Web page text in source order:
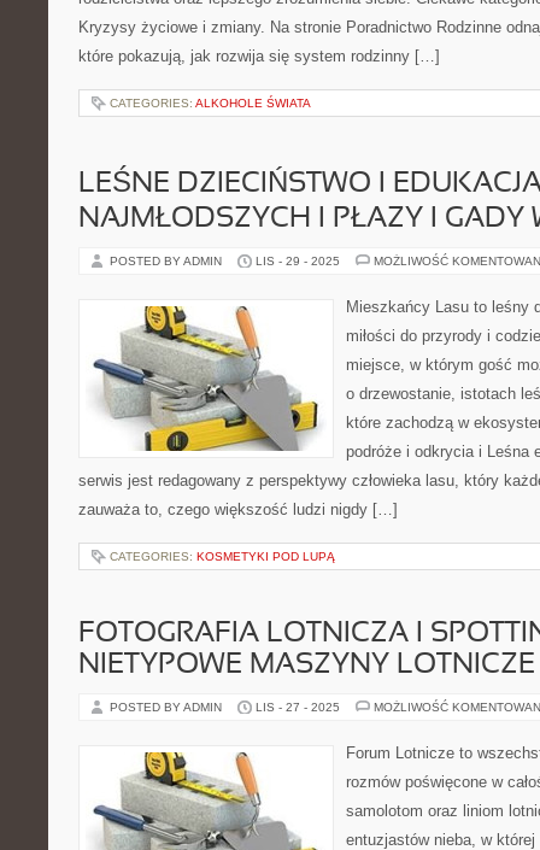
Kryzysy życiowe i zmiany. Na stronie Poradnictwo Rodzinne
które pokazują, jak rozwija się system rodzinny […]
CATEGORIES: ALKOHOLE ŚWIATA
LEŚNE DZIECIŃSTWO I
NAJMŁODSZYCH I PŁAZY I GADY
POSTED BY ADMIN LIS - 29 - 2025 MOŻLIWOŚĆ
Mieszkańcy Lasu to leśny
miłości do przyrody i
miejsce, w którym gość
o drzewostanie, istotach
które zachodzą w
podróże i odkrycia i Leśna
serwis jest redagowany z perspektywy człowieka lasu, który
zauważa to, czego większość ludzi nigdy […]
CATEGORIES: KOSMETYKI POD LUPĄ
FOTOGRAFIA LOTNICZA I
NIETYPOWE MASZYNY LOTNICZE
POSTED BY ADMIN LIS - 27 - 2025 MOŻLIWOŚĆ
Forum Lotnicze to
rozmów poświęcone w
samolotom oraz liniom
entuzjastów nieba, w której